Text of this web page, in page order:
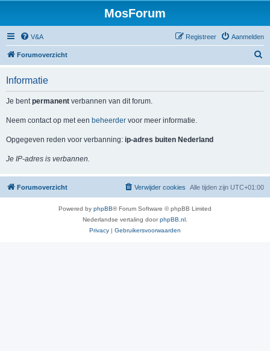
MosForum
V&A Aanmelden
Registreer
Forumoverzicht
Informatie
Je bentpermanent verbannen van dit forum.
Neem contact op met een beheerder voor meer informatie.
Opgegeven reden voor verbanning: ip-adres buiten Nederland
Je IP-adres is verbannen.
Forumoverzicht Alle tijden zijn UTC+01:00
Verwijder cookies
Powered by phpBB® Forum Software © phpBB Limited
Nederlandse vertaling doorphpBB.nl
Privacy | Gebruikersvoorwaarden